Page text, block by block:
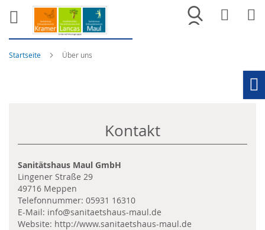
Merkliste
Startseite Über uns
Kontakt
Sanitätshaus Maul GmbH
Lingener Straße 29
49716 Meppen
Telefonnummer: 05931 16310
E-Mail: info@sanitaetshaus-maul.de
Website: http://www.sanitaetshaus-maul.de